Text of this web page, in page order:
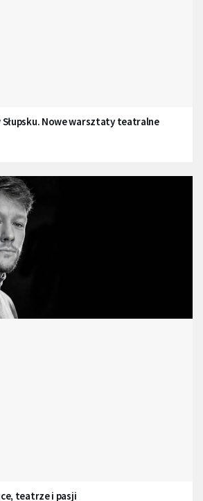
Słupsku. Nowe warsztaty teatralne
teatrze i pasji